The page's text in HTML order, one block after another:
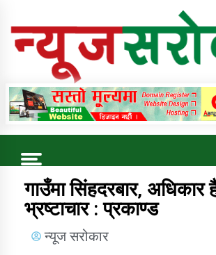
Online News Portal
Trending Now
कुषि बिकास कार्यालय जुम्ला
गाउँमा सिंहदरबार‚ अधिकार
भ्रष्टाचार : प्रकाण्ड
न्यूज सरोकार